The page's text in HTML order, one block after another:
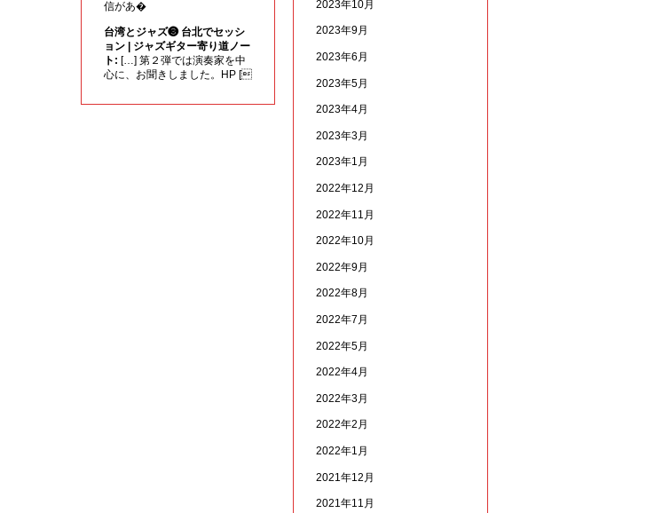
信があ�
台湾とジャズ❸ 台北でセッシ
ョン | ジャズギター寄り道ノー
ト: […] 第２弾では演奏家を中
心に、お聞きしました。HP [
2023年10月
2023年9月
2023年6月
2023年5月
2023年4月
2023年3月
2023年1月
2022年12月
2022年11月
2022年10月
2022年9月
2022年8月
2022年7月
2022年5月
2022年4月
2022年3月
2022年2月
2022年1月
2021年12月
2021年11月